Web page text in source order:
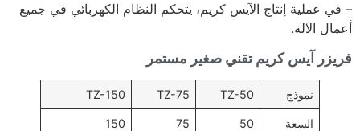
– في عملية إنتاج الآيس كريم، يتحكم النظام الكهربائي في جميع
أعمال الآلة.
فريزر آيس كريم تقني صغير مستمر
نموذج TZ-50
TZ-75
TZ-150
السعة
50
75
150